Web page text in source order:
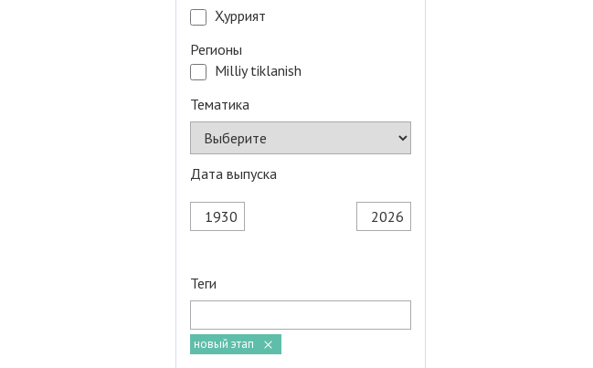
Ҳуррият
Регионы
Milliy tiklanish
Тематика
Дата выпуска
Теги
новый этап